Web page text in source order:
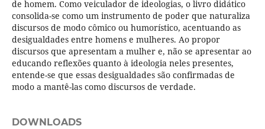
de homem. Como veiculador de ideologias, o livro didático
consolida-se como um instrumento de poder que naturaliza
discursos de modo cômico ou humorístico, acentuando as
desigualdades entre homens e mulheres. Ao propor
discursos que apresentam a mulher e, não se apresentar ao
educando reflexões quanto à ideologia neles presentes,
entende-se que essas desigualdades são confirmadas de
modo a mantê-las como discursos de verdade.
DOWNLOADS